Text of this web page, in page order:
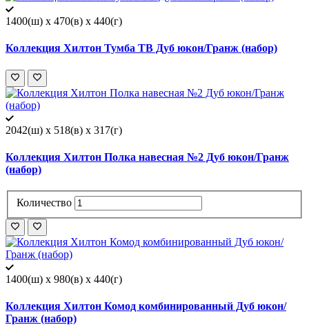
1400(ш) x 470(в) x 440(г)
Коллекция Хилтон Тумба ТВ Дуб юкон/Гранж (набор)
2042(ш) x 518(в) x 317(г)
Коллекция Хилтон Полка навесная №2 Дуб юкон/Гранж
(набор)
Количество
1400(ш) x 980(в) x 440(г)
Коллекция Хилтон Комод комбинированный Дуб юкон/
Гранж (набор)